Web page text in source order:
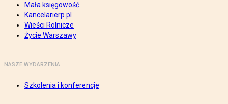
Mała księgowość
Kancelarierp.pl
Wieści Rolnicze
Życie Warszawy
NASZE WYDARZENIA
Szkolenia i konferencje